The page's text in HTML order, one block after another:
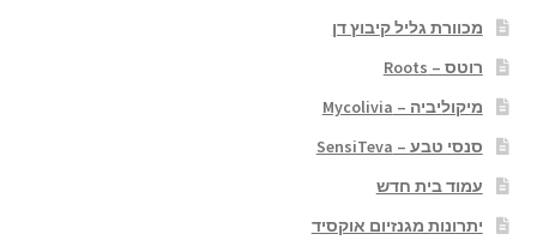
מכוורת גליל קיבוץ דן
רוטס – Roots
מיקוליביה – Mycolivia
סנסי טבע – SensiTeva
עמוד בית חדש
יתרונות מגנזיום אוקסיד